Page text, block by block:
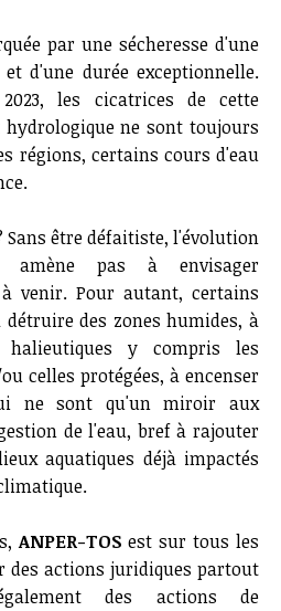
par une sécheresse d'une
d'une durée exceptionnelle.
les cicatrices de cette
ne sont toujours
régions, certains cours d'eau
Sans être défaitiste, l'évolution
amène pas à envisager
venir. Pour autant, certains
des zones humides, à
y compris les
celles protégées, à encenser
ne sont qu'un miroir aux
de l'eau, bref à rajouter
aquatiques déjà impactés
ANPER-TOS est sur tous les
des actions juridiques partout
des actions de